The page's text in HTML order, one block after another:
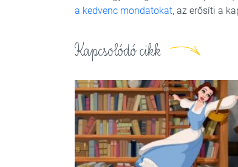
a kedvenc mondatokat, az erősíti a
Kapcsolódó cikk